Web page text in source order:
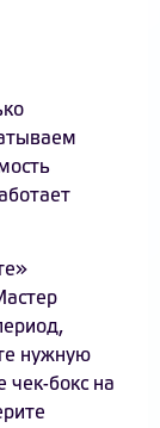
нужную
чек-бокс на